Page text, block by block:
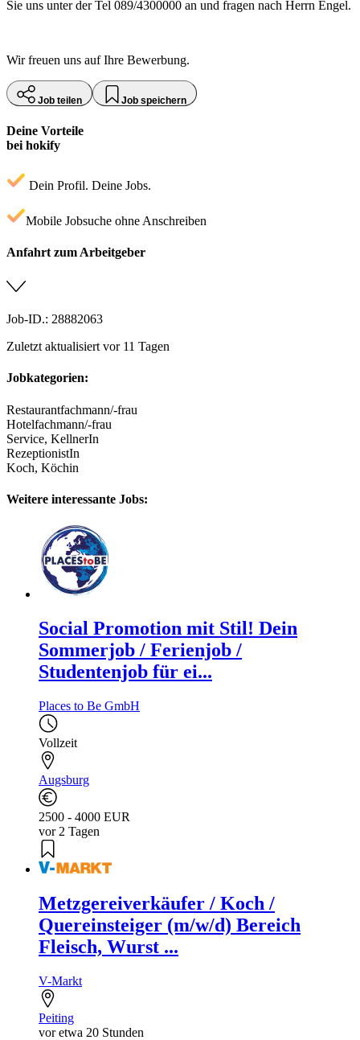
Sie uns unter der Tel 089/4300000 an und fragen nach Herrn Engel.
Wir freuen uns auf Ihre Bewerbung.
Job teilen Job speichern
Deine Vorteile
bei hokify
Dein Profil. Deine Jobs.
Mobile Jobsuche ohne Anschreiben
Anfahrt zum Arbeitgeber
Job-ID.: 28882063
Zuletzt aktualisiert vor 11 Tagen
Jobkategorien:
Restaurantfachmann/-frau
Hotelfachmann/-frau
Service, KellnerIn
RezeptionistIn
Koch, Köchin
Weitere interessante Jobs:
Social Promotion mit Stil! Dein
Sommerjob / Ferienjob /
Studentenjob für ei...
Places to Be GmbH
Vollzeit
Augsburg
2500 - 4000 EUR
vor 2 Tagen
Metzgereiverkäufer / Koch /
Quereinsteiger (m/w/d) Bereich
Fleisch, Wurst ...
V-Markt
Peiting
vor etwa 20 Stunden